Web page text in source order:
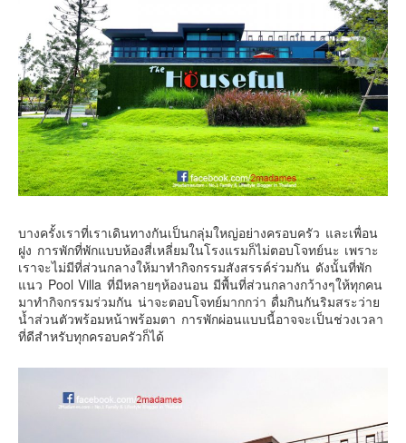
ฮังการี
เนเธอร์แลนด์
เบลเยี่ยม
สวิสเซอร์แลนด์
โปรตุเกส
สเปน
โครเอเชีย
สโลเวเนีย
มอนเตรเนโกร
บอสเนียและเฮอร์เซโกวีน่า
ญี่ปุ่น
คันโต-โตเกียวและรอบๆ
คันไซ-โอซาก้า เกียวโต
คิวชู – ฟุกุโอกะ ซางะ เปปปุ ยุฟุอิน นางาซากิ
บางครั้งเราที่เราเดินทางกันเป็นกลุ่มใหญ่อย่างครอบครัว และเพื่อน
ฝูง การพักที่พักแบบห้องสี่เหลี่ยมในโรงแรมก็ไม่ตอบโจทย์นะ เพราะ
เราจะไม่มีที่ส่วนกลางให้มาทำกิจกรรมสังสรรค์ร่วมกัน ดังนั้นที่พัก
แนว Pool Villa ที่มีหลายๆห้องนอน มีพื้นที่ส่วนกลางกว้างๆให้ทุกคน
มาทำกิจกรรมร่วมกัน น่าจะตอบโจทย์มากกว่า ดื่มกินกันริมสระว่าย
น้ำส่วนตัวพร้อมหน้าพร้อมตา การพักผ่อนแบบนี้อาจจะเป็นช่วงเวลา
ที่ดีสำหรับทุกครอบครัวก็ได้